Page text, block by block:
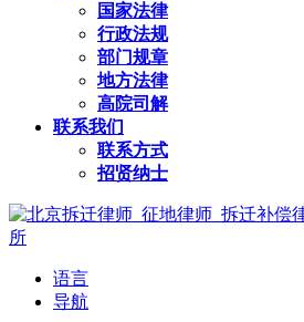
国家法律
行政法规
部门规章
地方法律
高院司解
联系我们
联系方式
招贤纳士
语言
导航